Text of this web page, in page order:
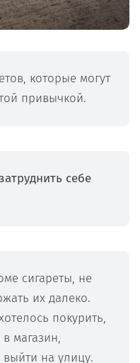
которые могут
привычкой.
себе
сигареты, не
их далеко.
покурить,
магазин,
на улицу.